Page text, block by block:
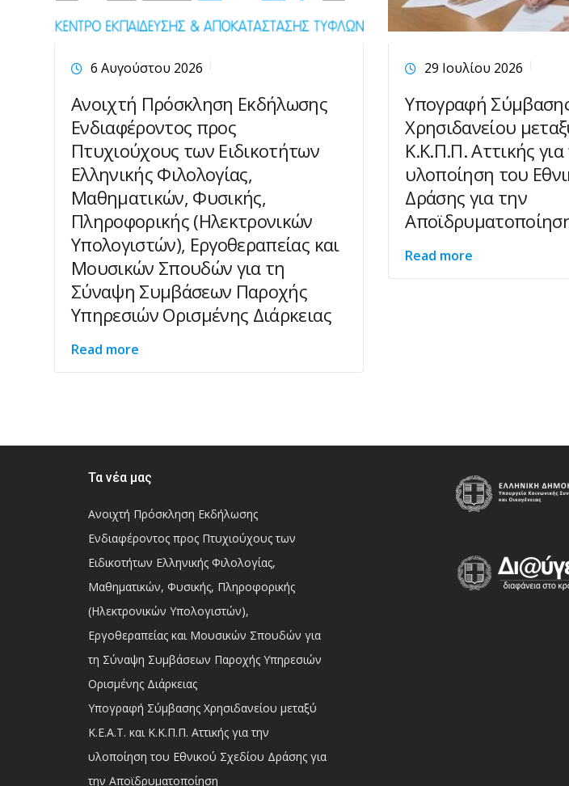
6 Αυγούστου 2026
Ανοιχτή Πρόσκληση Εκδήλωσης
Ενδιαφέροντος προς
Πτυχιούχους των Ειδικοτήτων
Ελληνικής Φιλολογίας,
Μαθηματικών, Φυσικής,
Πληροφορικής (Ηλεκτρονικών
Υπολογιστών), Εργοθεραπείας και
Μουσικών Σπουδών για τη
Σύναψη Συμβάσεων Παροχής
Υπηρεσιών Ορισμένης Διάρκειας
Read more
29 Ιουλίου 2026
Υπογραφή
Χρησιδανείου
Κ.Κ.Π.Π. Αττικής για
υλοποίηση του
Δράσης για την
Read more
Τα νέα μας
Ανοιχτή Πρόσκληση Εκδήλωσης
Ενδιαφέροντος προς Πτυχιούχους των
Ειδικοτήτων Ελληνικής Φιλολογίας,
Μαθηματικών, Φυσικής, Πληροφορικής
(Ηλεκτρονικών Υπολογιστών),
Εργοθεραπείας και Μουσικών Σπουδών για
τη Σύναψη Συμβάσεων Παροχής Υπηρεσιών
Ορισμένης Διάρκειας
Υπογραφή Σύμβασης Χρησιδανείου μεταξύ
Κ.Ε.Α.Τ. και Κ.Κ.Π.Π. Αττικής για την
υλοποίηση του Εθνικού Σχεδίου Δράσης για
την Αποϊδρυματοποίηση